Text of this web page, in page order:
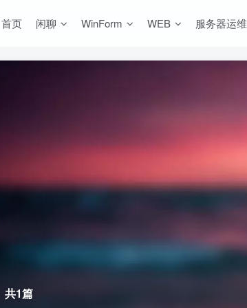
首页 闲聊 WinForm WEB 服务器运维
共1篇